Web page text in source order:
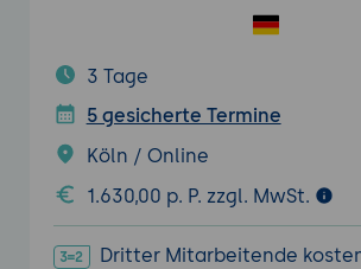
3 Tage
5 gesicherte Termine
Köln / Online
1.630,00 p. P. zzgl. MwSt.
Dritter Mitarbeitende